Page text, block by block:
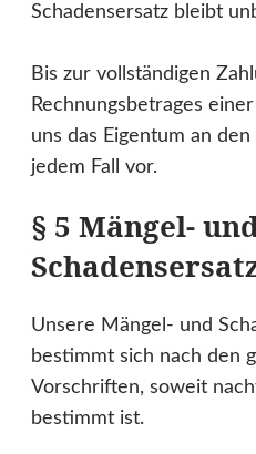
Schadensersatz bleibt
Bis zur vollständigen
Rechnungsbetrages
uns das Eigentum an
jedem Fall vor.
§ 5 Mängel-
Unsere Mängel- und
bestimmt sich nach den
Vorschriften, soweit
bestimmt ist.